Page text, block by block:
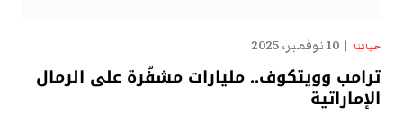
حياتنا 10 نوفمبر، 2025
ترامب وويتكوف.. مليارات مشفّرة على الرمال
الإماراتية